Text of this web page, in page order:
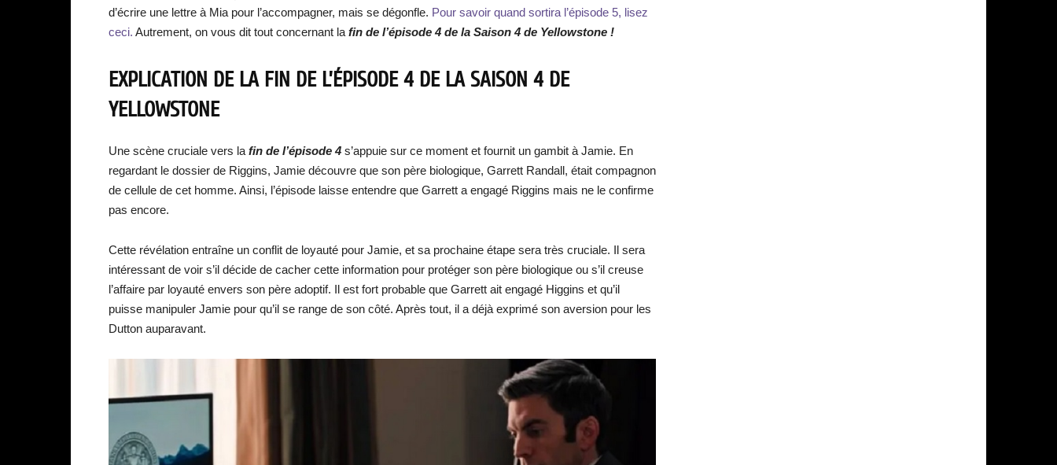
d’écrire une lettre à Mia pour l’accompagner, mais se dégonfle. Pour savoir quand sortira l’épisode 5, lisez
ceci. Autrement, on vous dit tout concernant la fin de l’épisode 4 de la Saison 4 de Yellowstone !
EXPLICATION DE LA FIN DE L’ÉPISODE 4 DE LA SAISON 4 DE
YELLOWSTONE
Une scène cruciale vers la fin de l’épisode 4 s’appuie sur ce moment et fournit un gambit à Jamie. En
regardant le dossier de Riggins, Jamie découvre que son père biologique, Garrett Randall, était compagnon
de cellule de cet homme. Ainsi, l’épisode laisse entendre que Garrett a engagé Riggins mais ne le confirme
pas encore.
Cette révélation entraîne un conflit de loyauté pour Jamie, et sa prochaine étape sera très cruciale. Il sera
intéressant de voir s’il décide de cacher cette information pour protéger son père biologique ou s’il creuse
l’affaire par loyauté envers son père adoptif. Il est fort probable que Garrett ait engagé Higgins et qu’il
puisse manipuler Jamie pour qu’il se range de son côté. Après tout, il a déjà exprimé son aversion pour les
Dutton auparavant.